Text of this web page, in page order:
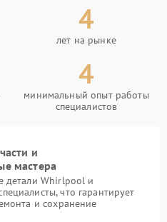
4
лет на рынке
4
минимальный опыт работы
специалистов
и
мастера
детали Whirlpool и
что гарантирует
и сохранение